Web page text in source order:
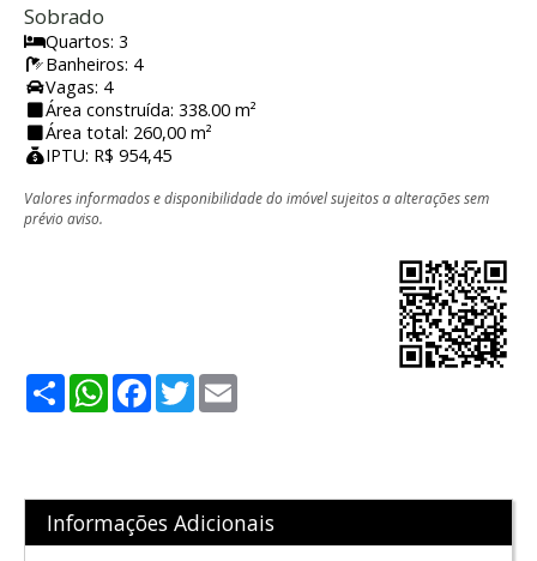
Sobrado
Quartos: 3
Banheiros: 4
Vagas: 4
Área construída: 338.00 m²
Área total: 260,00 m²
IPTU: R$ 954,45
Valores informados e disponibilidade do imóvel sujeitos a alterações sem
prévio aviso.
ShareWhatsApp
Facebook
Twitter
Informações Adicionais